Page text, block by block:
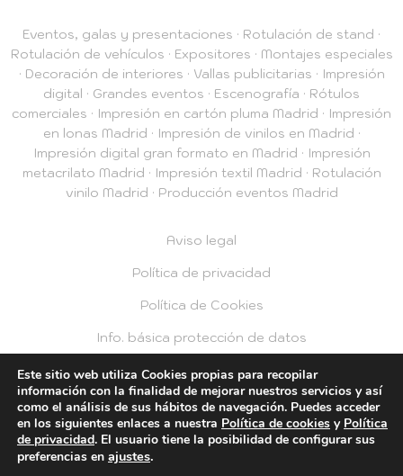
Eventos, galas y presentaciones · Rotulación de stand ·
Rotulación de vehículos · Expositores · Montajes especiales
· Decoración de interiores · Vallas publicitarias · Impresión
digital · Grandes eventos · Escenografía · Rótulos
comerciales · Impresión en cartón pluma Madrid · Impresión
en lonas Madrid · Impresión de vinilos en Madrid ·
Impresión digital gran formato en Madrid · Impresión
metacrilato Madrid · Impresión textil Madrid · Rotulación
vinilo Madrid · Producción eventos Madrid
© 2026 Plotea2
Aviso legal
Política de privacidad
Política de Cookies
Info. básica protección de datos
Privacidad RRSS
Este sitio web utiliza Cookies propias para recopilar
información con la finalidad de mejorar nuestros servicios y así
como el análisis de sus hábitos de navegación. Puedes acceder
en los siguientes enlaces a nuestra Política de cookies y Política
de privacidad. El usuario tiene la posibilidad de configurar sus
preferencias en ajustes.